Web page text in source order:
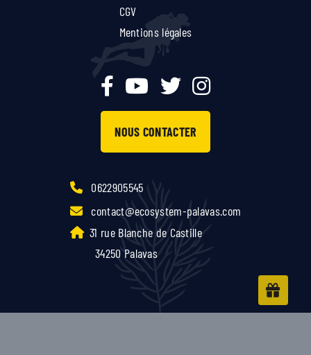
CGV
Mentions légales
NOUS CONTACTER
0622905545
contact@ecosystem-palavas.com
31 rue Blanche de Castille
34250 Palavas